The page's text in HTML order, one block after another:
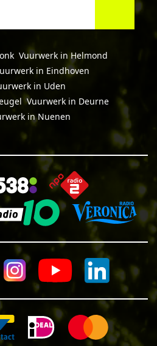
Vuurwerk in Helmond
in Eindhoven
in Uden
Vuurwerk in Deurne
in Nuenen